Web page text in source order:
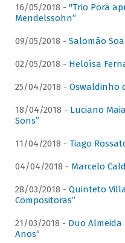
16/05/2018 - "Trio Porã
Mendelssohn”
09/05/2018 - Salomão
02/05/2018 - Heloísa
25/04/2018 - Oswaldinho
18/04/2018 - Luciano
Sons”
11/04/2018 - Tiago
04/04/2018 - Marcelo
28/03/2018 - Quinteto
Compositoras”
21/03/2018 - Duo Almeida
Anos”